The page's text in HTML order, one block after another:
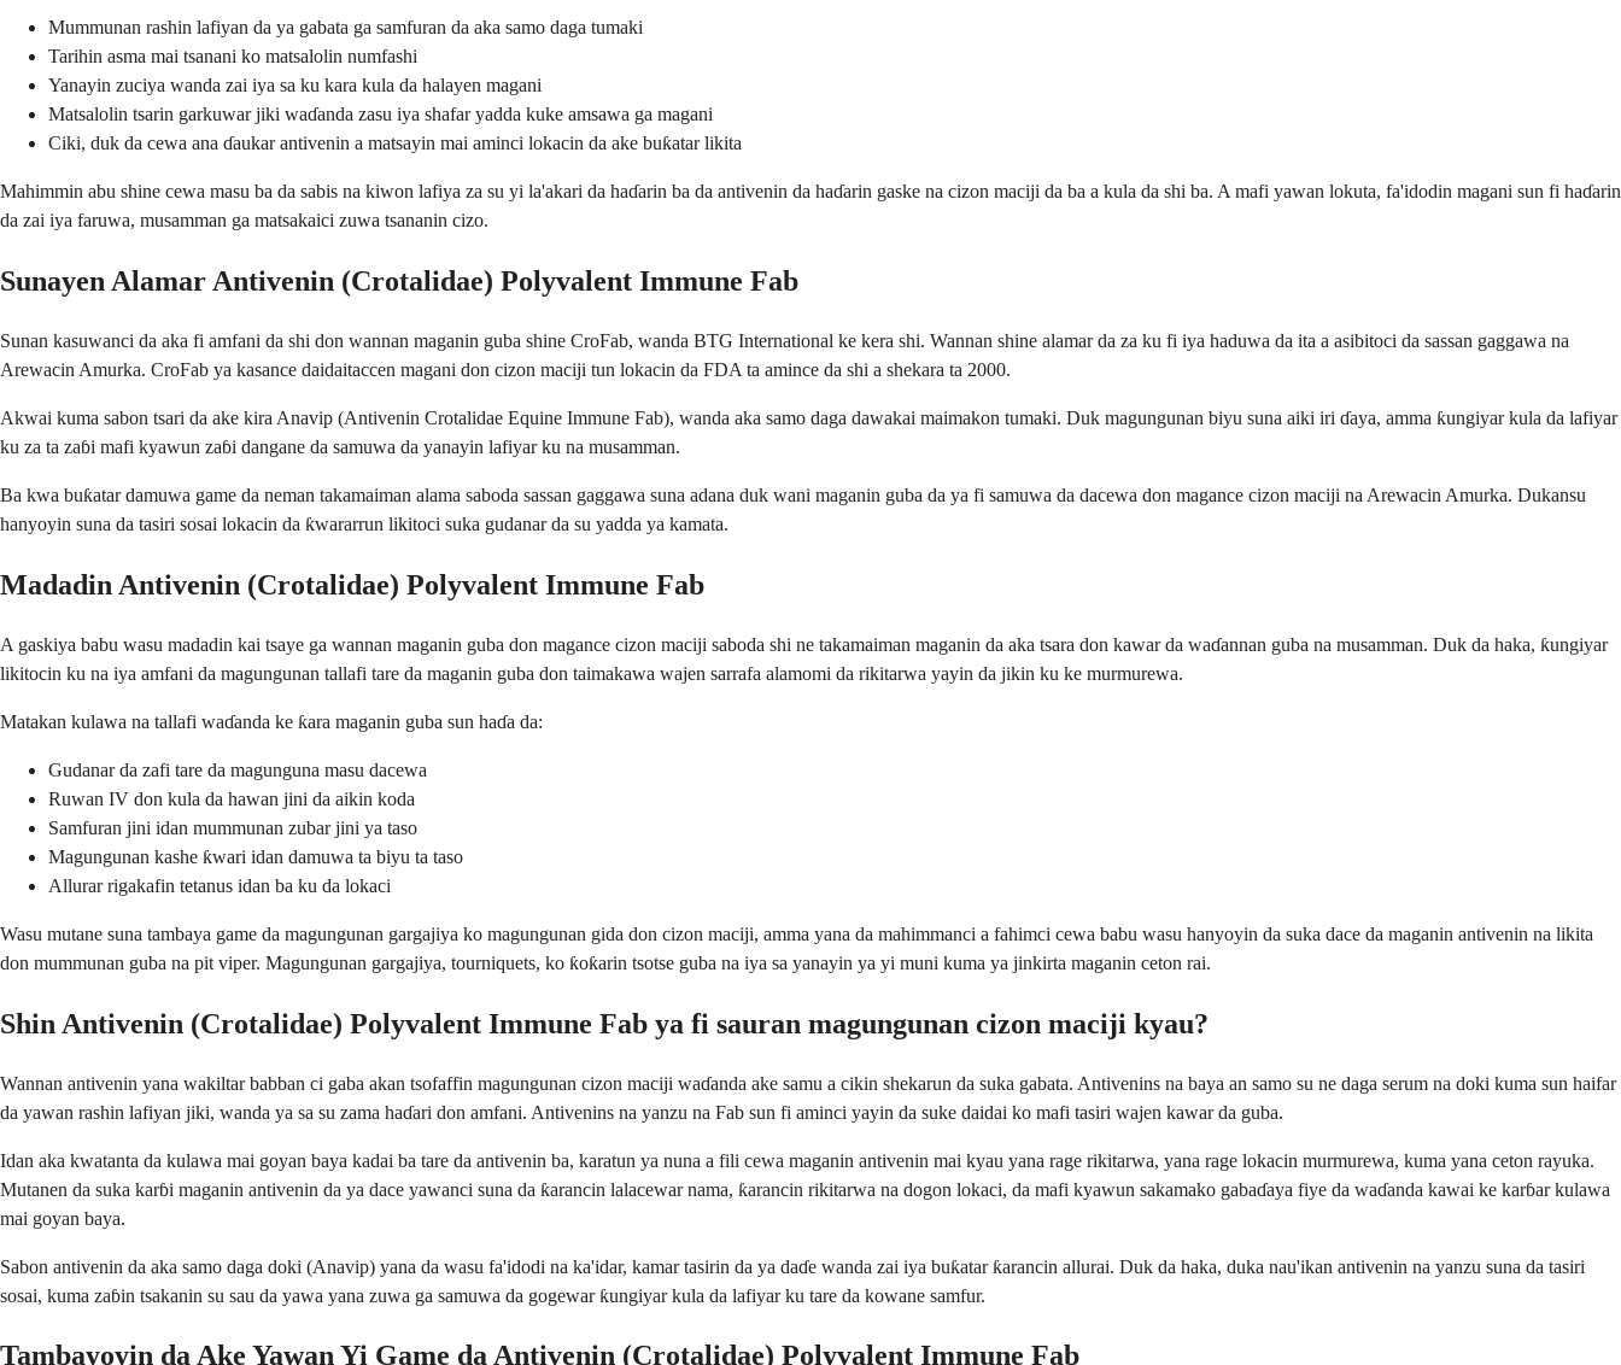
Mummunan rashin lafiyan da ya gabata ga samfuran da aka samo daga tumaki
Tarihin asma mai tsanani ko matsalolin numfashi
Yanayin zuciya wanda zai iya sa ku kara kula da halayen magani
Matsalolin tsarin garkuwar jiki waɗanda zasu iya shafar yadda kuke amsawa ga magani
Ciki, duk da cewa ana ɗaukar antivenin a matsayin mai aminci lokacin da ake buƙatar likita
Mahimmin abu shine cewa masu ba da sabis na kiwon lafiya za su yi la'akari da haɗarin ba da antivenin da haɗarin gaske na cizon maciji da ba a kula da shi ba. A mafi yawan lokuta, fa'idodin magani sun fi haɗarin
da zai iya faruwa, musamman ga matsakaici zuwa tsananin cizo.
Sunayen Alamar Antivenin (Crotalidae) Polyvalent Immune Fab
Sunan kasuwanci da aka fi amfani da shi don wannan maganin guba shine CroFab, wanda BTG International ke kera shi. Wannan shine alamar da za ku fi iya haduwa da ita a asibitoci da sassan gaggawa na
Arewacin Amurka. CroFab ya kasance daidaitaccen magani don cizon maciji tun lokacin da FDA ta amince da shi a shekara ta 2000.
Akwai kuma sabon tsari da ake kira Anavip (Antivenin Crotalidae Equine Immune Fab), wanda aka samo daga dawakai maimakon tumaki. Duk magungunan biyu suna aiki iri ɗaya, amma ƙungiyar kula da lafiyar
ku za ta zaɓi mafi kyawun zaɓi dangane da samuwa da yanayin lafiyar ku na musamman.
Ba kwa buƙatar damuwa game da neman takamaiman alama saboda sassan gaggawa suna adana duk wani maganin guba da ya fi samuwa da dacewa don magance cizon maciji na Arewacin Amurka. Dukansu
hanyoyin suna da tasiri sosai lokacin da ƙwararrun likitoci suka gudanar da su yadda ya kamata.
Madadin Antivenin (Crotalidae) Polyvalent Immune Fab
A gaskiya babu wasu madadin kai tsaye ga wannan maganin guba don magance cizon maciji saboda shi ne takamaiman maganin da aka tsara don kawar da waɗannan guba na musamman. Duk da haka, ƙungiyar
likitocin ku na iya amfani da magungunan tallafi tare da maganin guba don taimakawa wajen sarrafa alamomi da rikitarwa yayin da jikin ku ke murmurewa.
Matakan kulawa na tallafi waɗanda ke ƙara maganin guba sun haɗa da:
Gudanar da zafi tare da magunguna masu dacewa
Ruwan IV don kula da hawan jini da aikin koda
Samfuran jini idan mummunan zubar jini ya taso
Magungunan kashe ƙwari idan damuwa ta biyu ta taso
Allurar rigakafin tetanus idan ba ku da lokaci
Wasu mutane suna tambaya game da magungunan gargajiya ko magungunan gida don cizon maciji, amma yana da mahimmanci a fahimci cewa babu wasu hanyoyin da suka dace da maganin antivenin na likita
don mummunan guba na pit viper. Magungunan gargajiya, tourniquets, ko ƙoƙarin tsotse guba na iya sa yanayin ya yi muni kuma ya jinkirta maganin ceton rai.
Shin Antivenin (Crotalidae) Polyvalent Immune Fab ya fi sauran magungunan cizon maciji kyau?
Wannan antivenin yana wakiltar babban ci gaba akan tsofaffin magungunan cizon maciji waɗanda ake samu a cikin shekarun da suka gabata. Antivenins na baya an samo su ne daga serum na doki kuma sun haifar
da yawan rashin lafiyan jiki, wanda ya sa su zama haɗari don amfani. Antivenins na yanzu na Fab sun fi aminci yayin da suke daidai ko mafi tasiri wajen kawar da guba.
Idan aka kwatanta da kulawa mai goyan baya kadai ba tare da antivenin ba, karatun ya nuna a fili cewa maganin antivenin mai kyau yana rage rikitarwa, yana rage lokacin murmurewa, kuma yana ceton rayuka.
Mutanen da suka karɓi maganin antivenin da ya dace yawanci suna da ƙarancin lalacewar nama, ƙarancin rikitarwa na dogon lokaci, da mafi kyawun sakamako gabaɗaya fiye da waɗanda kawai ke karɓar kulawa
mai goyan baya.
Sabon antivenin da aka samo daga doki (Anavip) yana da wasu fa'idodi na ka'idar, kamar tasirin da ya daɗe wanda zai iya buƙatar ƙarancin allurai. Duk da haka, duka nau'ikan antivenin na yanzu suna da tasiri
sosai, kuma zaɓin tsakanin su sau da yawa yana zuwa ga samuwa da gogewar ƙungiyar kula da lafiyar ku tare da kowane samfur.
Tambayoyin da Ake Yawan Yi Game da Antivenin (Crotalidae) Polyvalent Immune Fab